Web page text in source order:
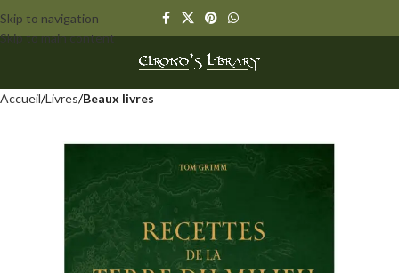
Skip to navigation
Skip to main content
Accueil Livres Beaux livres